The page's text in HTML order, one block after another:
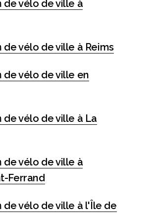
de vélo de ville à
de vélo de ville à Reims
de vélo de ville en
de vélo de ville à La
de vélo de ville à
Ferrand
de vélo de ville à l'Île de